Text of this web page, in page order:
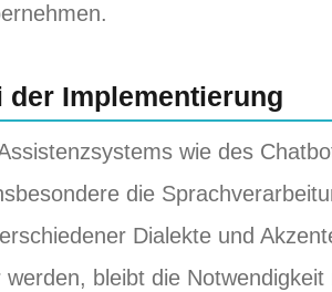
Implementierung
wie des
die
Dialekte und
bleibt die